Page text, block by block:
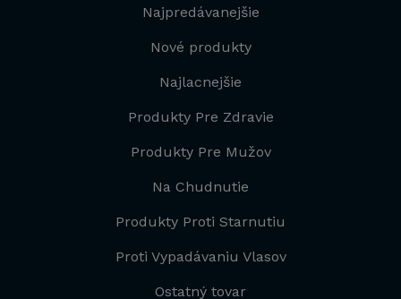
Najpredávanejšie
Nové produkty
Najlacnejšie
Produkty Pre Zdravie
Produkty Pre Mužov
Na Chudnutie
Produkty Proti Starnutiu
Proti Vypadávaniu Vlasov
Ostatný tovar